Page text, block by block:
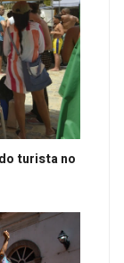
turista no